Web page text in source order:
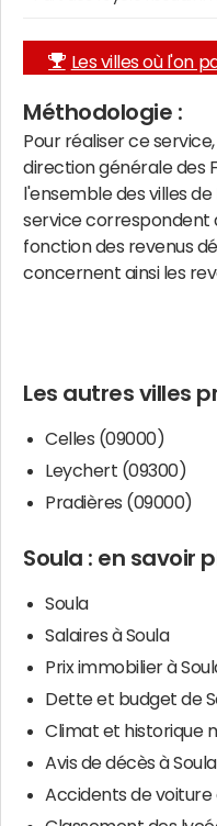
Les villes où l'on
Méthodologie :
Pour réaliser ce
direction générale des
l'ensemble des villes
service correspondent
fonction des revenus
concernent ainsi les
Les autres villes
Celles (09000)
Leychert (09300)
Pradières (09000)
Soula : en savoir
Soula
Salaires à Soula
Prix immobilier à
Dette et budget de
Climat et historique
Avis de décès à Soula
Accidents de voiture